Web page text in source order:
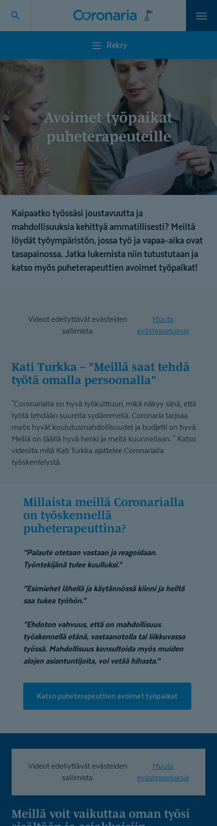
Rekry
Avoimet työpaikat
puheterapeuteille
Kaipaatko työssäsi joustavuutta ja
mahdollisuuksia kehittyä ammatillisesti? Meiltä
löydät työympäristön, jossa työ ja vapaa-aika ovat
tasapainossa. Jatka lukemista niin tutustutaan ja
katso myös puheterapeuttien avoimet työpaikat!
Videot edellyttävät evästeiden
sallimista.
Muuta
evästeasetuksia
Kati Turkka – "Meillä saat tehdä
työtä omalla persoonalla"
"Coronarialla on hyvä työkulttuuri, mikä näkyy siinä, että
työtä tehdään suurella sydämmellä. Coronaria tarjoaa
myös hyvät koulutusmahdollisuudet ja budjetti on hyvä.
Meillä on täällä hyvä henki ja meitä kuunnellaan. " Katso
videolta mitä Kati Turkka ajattelee Coronarialla
työskentelystä.
Millaista meillä Coronarialla
on työskennellä
puheterapeuttina?
”Palaute otetaan vastaan ja reagoidaan.
Työntekijänä tulee kuulluksi.”
”Esimiehet lähellä ja käytännössä kiinni ja heiltä
saa tukea työhön.”
”Ehdoton vahvuus, että on mahdollisuus
työskennellä etänä, vastaanotolla tai liikkuvassa
työssä. Mahdollisuus konsultoida myös muiden
alojen asiantuntijoita, voi vetää hihasta.”
Katso puheterapeuttien avoimet työpaikat
Videot edellyttävät evästeiden
sallimista.
Muuta
evästeasetuksia
Meillä voit vaikuttaa oman työsi